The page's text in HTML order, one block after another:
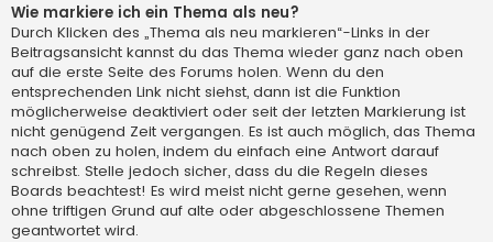
Wie markiere ich ein Thema als neu?
Durch Klicken des „Thema als neu markieren“-Links in der
Beitragsansicht kannst du das Thema wieder ganz nach oben
auf die erste Seite des Forums holen. Wenn du den
entsprechenden Link nicht siehst, dann ist die Funktion
möglicherweise deaktiviert oder seit der letzten Markierung ist
nicht genügend Zeit vergangen. Es ist auch möglich, das Thema
nach oben zu holen, indem du einfach eine Antwort darauf
schreibst. Stelle jedoch sicher, dass du die Regeln dieses
Boards beachtest! Es wird meist nicht gerne gesehen, wenn
ohne triftigen Grund auf alte oder abgeschlossene Themen
geantwortet wird.